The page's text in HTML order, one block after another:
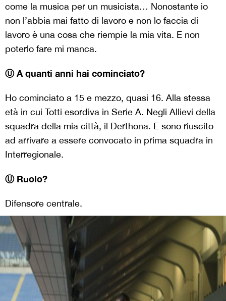
come la musica per un musicista… Nonostante io
non l’abbia mai fatto di lavoro e non lo faccia di
lavoro è una cosa che riempie la mia vita. E non
poterlo fare mi manca.
Ⓤ A quanti anni hai cominciato?
Ho cominciato a 15 e mezzo, quasi 16. Alla stessa
età in cui Totti esordiva in Serie A. Negli Allievi della
squadra della mia città, il Derthona. E sono riuscito
ad arrivare a essere convocato in prima squadra in
Interregionale.
Ⓤ Ruolo?
Difensore centrale.